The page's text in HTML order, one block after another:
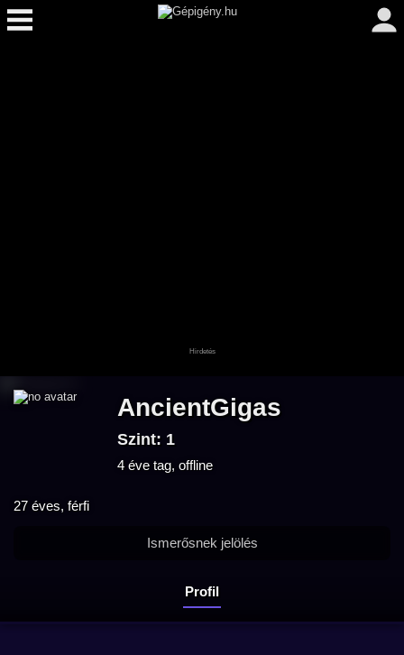
AncientGigas
Szint: 1
4 éve tag, offline
27 éves, férfi
Profil
Ismerősnek jelölés